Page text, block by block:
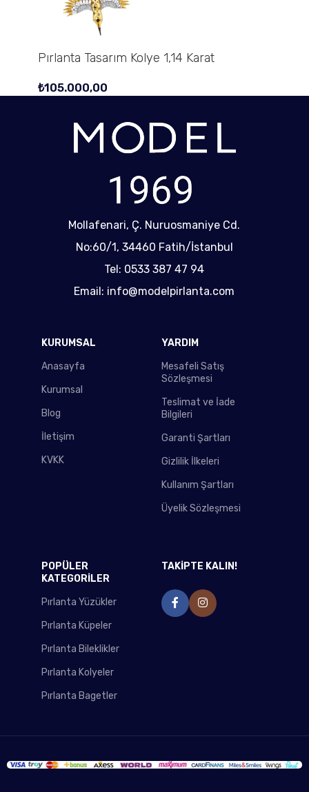
Pırlanta Tasarım Kolye 1,14 Karat
₺105.000,00
Mollafenari, Ç. Nuruosmaniye Cd.
No:60/1, 34460 Fatih/İstanbul
Tel: 0533 387 47 94
Email: info@modelpirlanta.com
KURUMSAL
Anasayfa
Kurumsal
Blog
İletişim
KVKK
YARDIM
Mesafeli Satış
Sözleşmesi
Teslimat ve İade
Bilgileri
Garanti Şartları
Gizlilik İlkeleri
Kullanım Şartları
Üyelik Sözleşmesi
POPÜLER
KATEGORİLER
Pırlanta Yüzükler
Pırlanta Küpeler
Pırlanta Bileklikler
Pırlanta Kolyeler
Pırlanta Bagetler
TAKİPTE KALIN!